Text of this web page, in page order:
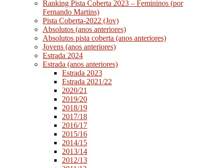
Ranking Pista Coberta 2023 – Femininos (por
Fernando Martins)
Pista Coberta-2022 (Jov)
Absolutos (anos anteriores)
Absolutos pista coberta (anos anteriores)
Jovens (anos anteriores)
Estrada 2024
Estrada (anos anteriores)
Estrada 2023
Estrada 2021/22
2020/21
2019/20
2018/19
2017/18
2016/17
2015/16
2014/15
2013/14
2012/13